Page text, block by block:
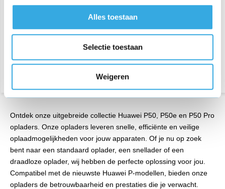
Alles toestaan
Selectie toestaan
Weigeren
Bezorging op maandag of
Aansluiting:
Bezorging op maandag of
Ontdek onze uitgebreide collectie Huawei P50, P50e en P50 Pro
opladers. Onze opladers leveren snelle, efficiënte en veilige
oplaadmogelijkheden voor jouw apparaten. Of je nu op zoek
bent naar een standaard oplader, een snellader of een
draadloze oplader, wij hebben de perfecte oplossing voor jou.
Compatibel met de nieuwste Huawei P-modellen, bieden onze
opladers de betrouwbaarheid en prestaties die je verwacht.